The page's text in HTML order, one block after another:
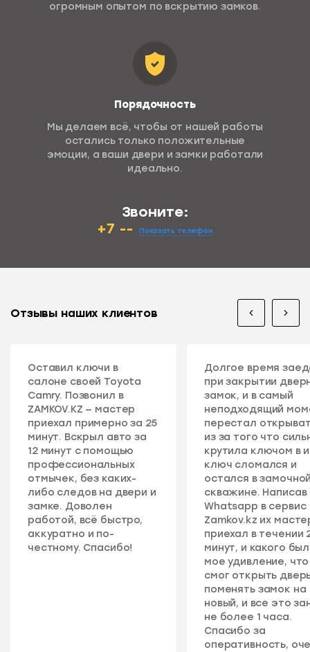
огромным опытом по вскрытию замков.
Порядочность
Мы делаем всё, чтобы от нашей работы
остались только положительные
эмоции, а ваши двери и замки работали
идеально.
Звоните:
+7 --
Показать телефон
Отзывы наших клиентов
Оставил ключи в
салоне своей Toyota
Camry. Позвонил в
ZAMKOV.KZ — мастер
приехал примерно за 25
минут. Вскрыл авто за
12 минут с помощью
профессиональных
отмычек, без каких-
либо следов на двери и
замке. Доволен
работой, всё быстро,
аккуратно и по-
честному. Спасибо!
Долгое время
при закрытии
замок, и в самый
неподходящий
перестал
из за того что
крутила ключом в
ключ сломался и
остался в
скважине. Написав
Whatsapp в сервис
Zamkov.kz их
приехал в течении
минут, и какого
мое удивление,
смог открыть
поменять замок на
новый, и все это
не более 1 часа.
Спасибо за
оперативность,